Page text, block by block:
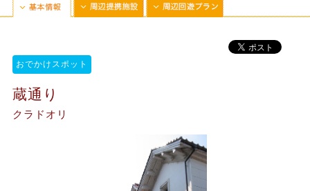
おでかけスポット
蔵通り
クラドオリ